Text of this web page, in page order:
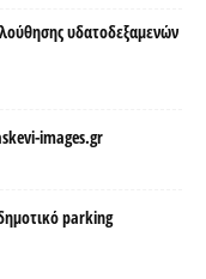
υδατοδεξαμενών
images.gr
parking